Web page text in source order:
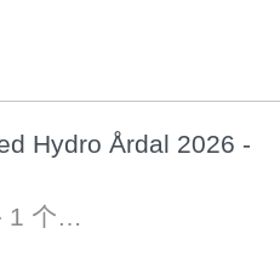
Hydro Årdal 2026 -
1 个…